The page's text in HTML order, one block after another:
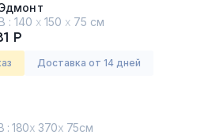
В : 140 х 150 х 75 см
Р
Доставка от 14 дней
: 180х 370х 75см